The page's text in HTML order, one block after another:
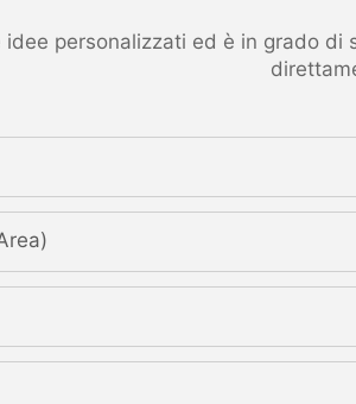
personalizzati ed è in grado